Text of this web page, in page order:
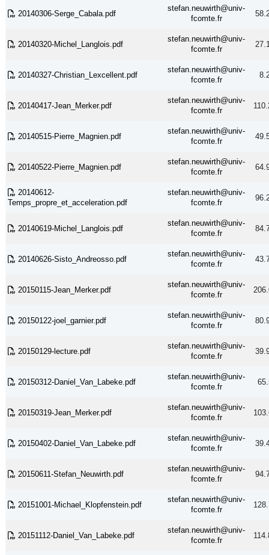
20140306-Serge_Cabala.pdf
stefan.neuwirth@univ-
fcomte.fr
20140320-Michel_Langlois.pdf
stefan.neuwirth@univ-
fcomte.fr
20140327-Christian_Lexcellent.pdf
stefan.neuwirth@univ-
fcomte.fr
20140417-Jean_Merker.pdf
stefan.neuwirth@univ-
fcomte.fr
20140515-Pierre_Magnien.pdf
stefan.neuwirth@univ-
fcomte.fr
20140522-Pierre_Magnien.pdf
stefan.neuwirth@univ-
fcomte.fr
20140612-
Temps_propre_et_acceleration.pdf
stefan.neuwirth@univ-
fcomte.fr
20140619-Michel_Langlois.pdf
stefan.neuwirth@univ-
fcomte.fr
20140626-Sisto_Andreosso.pdf
stefan.neuwirth@univ-
fcomte.fr
20150115-Jean_Merker.pdf
stefan.neuwirth@univ-
fcomte.fr
20150122-joel_garnier.pdf
stefan.neuwirth@univ-
fcomte.fr
20150129-lecture.pdf
stefan.neuwirth@univ-
fcomte.fr
20150312-Daniel_Van_Labeke.pdf
stefan.neuwirth@univ-
fcomte.fr
20150319-Jean_Merker.pdf
stefan.neuwirth@univ-
fcomte.fr
20150402-Daniel_Van_Labeke.pdf
stefan.neuwirth@univ-
fcomte.fr
20150611-Stefan_Neuwirth.pdf
stefan.neuwirth@univ-
fcomte.fr
20151001-Michael_Klopfenstein.pdf
stefan.neuwirth@univ-
fcomte.fr
20151112-Daniel_Van_Labeke.pdf
stefan.neuwirth@univ-
fcomte.fr